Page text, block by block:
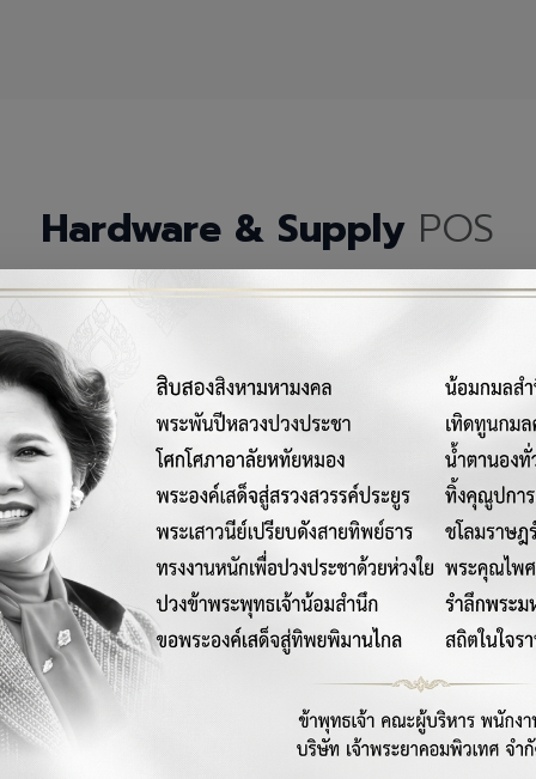
Hardware & Supply POS
ณ์เครื่องมือฮาร์ดแวร์และวัสดุสิ้นเปลืองคุณภาพสูงสำหรับระบบ